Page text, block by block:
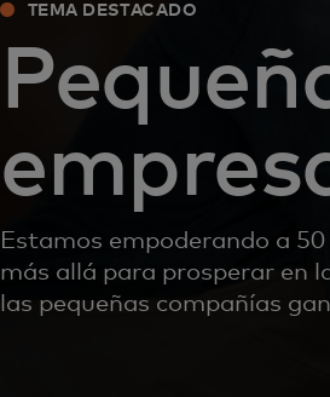
TEMA DESTACADO
Estamos empoderando a
más allá para prosperar en
las pequeñas compañías